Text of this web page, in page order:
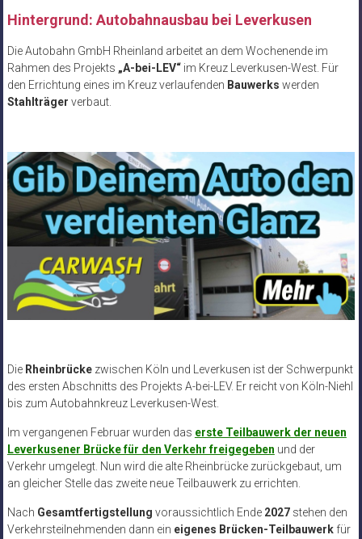
Hintergrund: Autobahnausbau bei Leverkusen
Die Autobahn GmbH Rheinland arbeitet an dem Wochenende im
Rahmen des Projekts „A-bei-LEV“im Kreuz Leverkusen-West. Für
den Errichtung eines im Kreuz verlaufenden Bauwerks werden
Stahlträger verbaut.
Die Rheinbrückezwischen Köln und Leverkusen ist der Schwerpunkt
des ersten Abschnitts des Projekts A-bei-LEV. Er reicht von Köln-Niehl
bis zum Autobahnkreuz Leverkusen-West.
Im vergangenen Februar wurden das erste Teilbauwerk der neuen
Leverkusener Brücke für den Verkehr freigegeben und der
Verkehr umgelegt. Nun wird die alte Rheinbrücke zurückgebaut, um
an gleicher Stelle das zweite neue Teilbauwerk zu errichten.
Nach Gesamtfertigstellung voraussichtlich Ende 2027stehen den
Verkehrsteilnehmenden dann ein eigenes Brücken-Teilbauwerkfür